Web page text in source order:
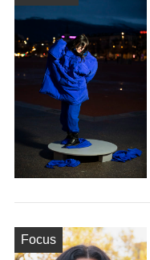
Focus